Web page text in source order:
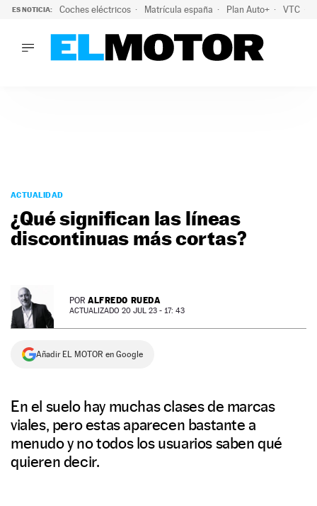
ES NOTICIA: Coches eléctricos Matrícula españa Plan Auto+ VTC
PODCAST
MOTOS
TECNOLOGÍA
PREMIOS
SERVICIOS
ACTUALIDAD
¿Qué significan las líneas
discontinuas más cortas?
POR ALFREDO RUEDA
ACTUALIZADO 20 JUL 23 - 17: 43
Añadir EL MOTOR en Google
En el suelo hay muchas clases de marcas
viales, pero estas aparecen bastante a
menudo y no todos los usuarios saben qué
quieren decir.